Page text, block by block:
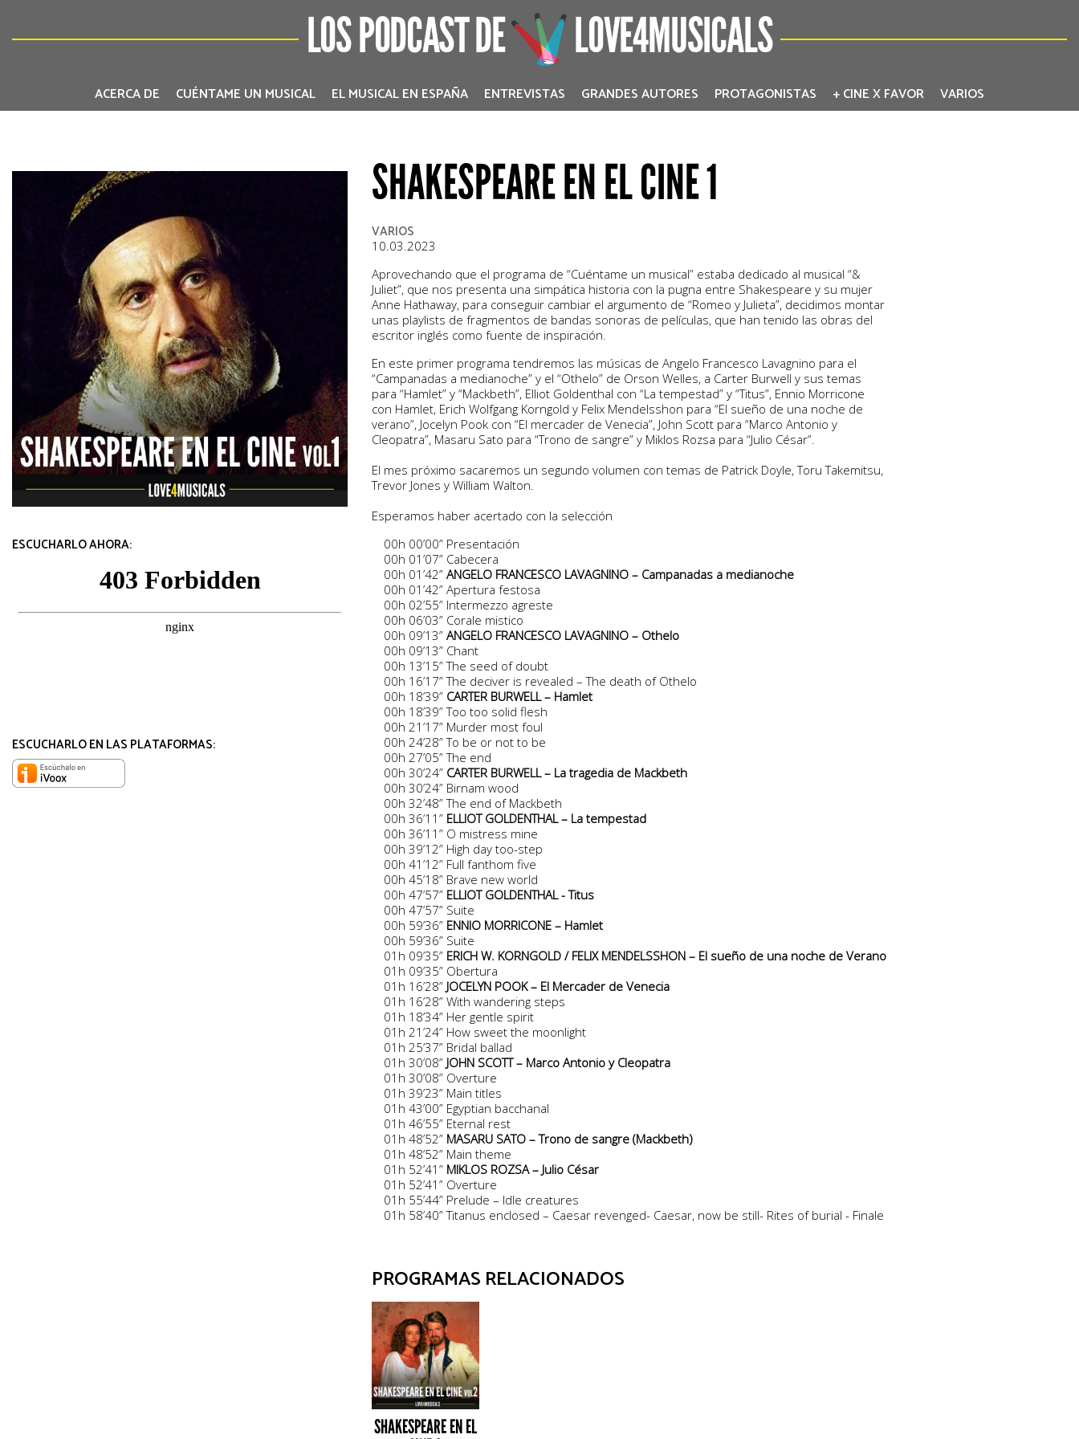
LOS PODCAST DE LOVE4MUSICALS
ACERCA DE CUÉNTAME UN MUSICAL EL MUSICAL EN ESPAÑA ENTREVISTAS GRANDES AUTORES PROTAGONISTAS + CINE X FAVOR VARIOS
ESCUCHARLO AHORA:
ESCUCHARLO EN LAS PLATAFORMAS:
SHAKESPEARE EN EL CINE 1
VARIOS
10.03.2023
Aprovechando que el programa de “Cuéntame un musical” estaba dedicado al musical “&
Juliet”, que nos presenta una simpática historia con la pugna entre Shakespeare y su mujer
Anne Hathaway, para conseguir cambiar el argumento de “Romeo y Julieta”, decidimos montar
unas playlists de fragmentos de bandas sonoras de películas, que han tenido las obras del
escritor inglés como fuente de inspiración.
En este primer programa tendremos las músicas de Angelo Francesco Lavagnino para el
“Campanadas a medianoche” y el “Othelo” de Orson Welles, a Carter Burwell y sus temas
para “Hamlet” y “Mackbeth”, Elliot Goldenthal con “La tempestad” y “Titus”, Ennio Morricone
con Hamlet, Erich Wolfgang Korngold y Felix Mendelsshon para “El sueño de una noche de
verano”, Jocelyn Pook con “El mercader de Venecia”, John Scott para “Marco Antonio y
Cleopatra”, Masaru Sato para “Trono de sangre” y Miklos Rozsa para “Julio César”.
El mes próximo sacaremos un segundo volumen con temas de Patrick Doyle, Toru Takemitsu,
Trevor Jones y William Walton.
Esperamos haber acertado con la selección
00h 00’00” Presentación
00h 01’07” Cabecera
00h 01’42” ANGELO FRANCESCO LAVAGNINO – Campanadas a medianoche
00h 01’42” Apertura festosa
00h 02’55” Intermezzo agreste
00h 06’03” Corale mistico
00h 09’13” ANGELO FRANCESCO LAVAGNINO – Othelo
00h 09’13” Chant
00h 13’15” The seed of doubt
00h 16’17” The deciver is revealed – The death of Othelo
00h 18’39” CARTER BURWELL – Hamlet
00h 18’39” Too too solid flesh
00h 21’17” Murder most foul
00h 24’28” To be or not to be
00h 27’05” The end
00h 30’24” CARTER BURWELL – La tragedia de Mackbeth
00h 30’24” Birnam wood
00h 32’48” The end of Mackbeth
00h 36’11” ELLIOT GOLDENTHAL – La tempestad
00h 36’11” O mistress mine
00h 39’12” High day too-step
00h 41’12” Full fanthom five
00h 45’18” Brave new world
00h 47’57” ELLIOT GOLDENTHAL - Titus
00h 47’57” Suite
00h 59’36” ENNIO MORRICONE – Hamlet
00h 59’36” Suite
01h 09’35” ERICH W. KORNGOLD / FELIX MENDELSSHON – El sueño de una noche de Verano
01h 09’35” Obertura
01h 16’28” JOCELYN POOK – El Mercader de Venecia
01h 16’28” With wandering steps
01h 18’34” Her gentle spirit
01h 21’24” How sweet the moonlight
01h 25’37” Bridal ballad
01h 30’08” JOHN SCOTT – Marco Antonio y Cleopatra
01h 30’08” Overture
01h 39’23” Main titles
01h 43’00” Egyptian bacchanal
01h 46’55” Eternal rest
01h 48’52” MASARU SATO – Trono de sangre (Mackbeth)
01h 48’52” Main theme
01h 52’41” MIKLOS ROZSA – Julio César
01h 52’41” Overture
01h 55’44” Prelude – Idle creatures
01h 58’40” Titanus enclosed – Caesar revenged- Caesar, now be still- Rites of burial - Finale
PROGRAMAS RELACIONADOS
SHAKESPEARE EN EL